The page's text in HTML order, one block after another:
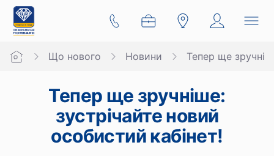
Що нового Новини Тепер ще
Тепер ще зручніше:
зустрічайте новий
особистий кабінет!